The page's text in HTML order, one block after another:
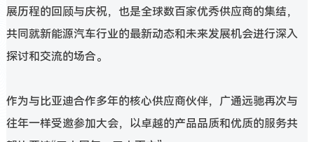
展历程的回顾与庆祝，也是全球数百家优秀供应商的集结，
共同就新能源汽车行业的最新动态和未来发展机会进行深入
探讨和交流的场合。
作为与比亚迪合作多年的核心供应商伙伴，广通远驰再次与
往年一样受邀参加大会，以卓越的产品品质和优质的服务共